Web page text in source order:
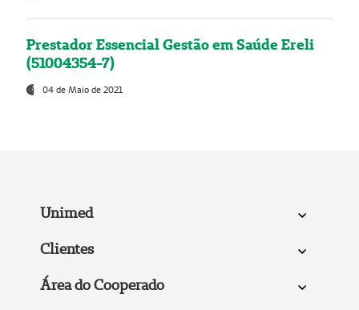
Prestador Essencial Gestão em Saúde Ereli
(51004354-7)
04 de Maio de 2021
Unimed
Clientes
Área do Cooperado